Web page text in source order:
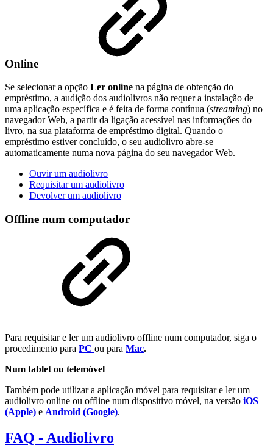
Online
Se selecionar a opção Ler online na página de obtenção do
empréstimo, a audição dos audiolivros não requer a instalação de
uma aplicação específica e é feita de forma contínua (streaming) no
navegador Web, a partir da ligação acessível nas informações do
livro, na sua plataforma de empréstimo digital. Quando o
empréstimo estiver concluído, o seu audiolivro abre-se
automaticamente numa nova página do seu navegador Web.
Ouvir um audiolivro
Requisitar um audiolivro
Devolver um audiolivro
Offline num computador
Para requisitar e ler um audiolivro offline num computador, siga o
procedimento para PC ou para Mac.
Num tablet ou telemóvel
Também pode utilizar a aplicação móvel para requisitar e ler um
audiolivro online ou offline num dispositivo móvel, na versão iOS
(Apple) e Android (Google).
FAQ - Audiolivro